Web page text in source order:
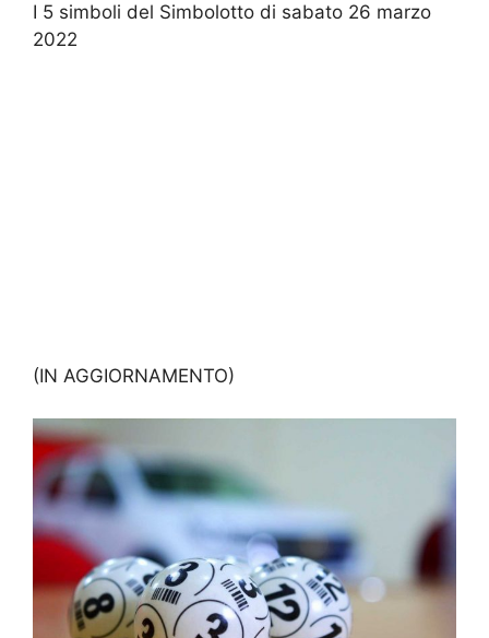
I 5 simboli del Simbolotto di sabato 26 marzo
2022
(IN AGGIORNAMENTO)